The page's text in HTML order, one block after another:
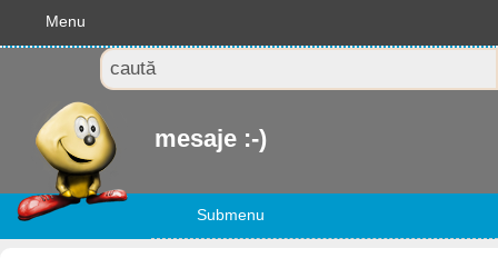
Menu
mesaje :-)
Submenu